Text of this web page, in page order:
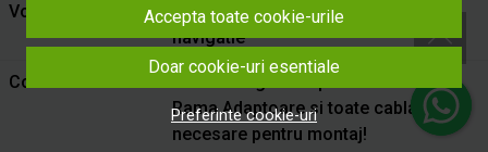
Volan
comenzile de pe volan cu noua
navigatie
Continut Pachet
Rama Adaptoare si toate cablajele
necesare pentru montaj!
Accepta toate cookie-urile
Doar cookie-uri esentiale
Preferinte cookie-uri